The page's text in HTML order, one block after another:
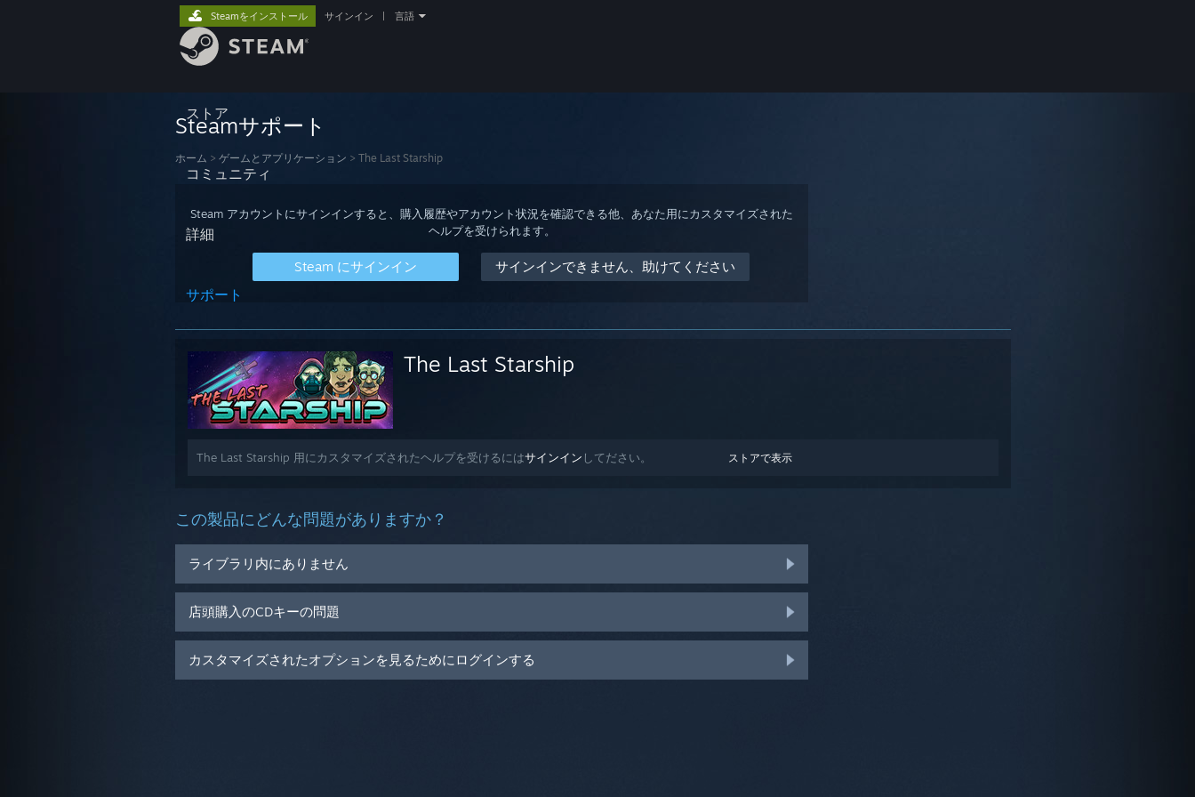
ストア
コミュニティ
詳細
サポート
Steamをインストール サインイン 言語
Steamサポート
ホーム > ゲームとアプリケーション > The Last Starship
Steam アカウントにサインインすると、購入履歴やアカウント状況を確認できる他、あなた用にカスタマイズされた
ヘルプを受けられます。
Steam にサインイン サインインできません、助けてください
The Last Starship
ストアで表示
The Last Starship 用にカスタマイズされたヘルプを受けるにはサインイン してださい。
この製品にどんな問題がありますか？
ライブラリ内にありません
店頭購入のCDキーの問題
カスタマイズされたオプションを見るためにログインする